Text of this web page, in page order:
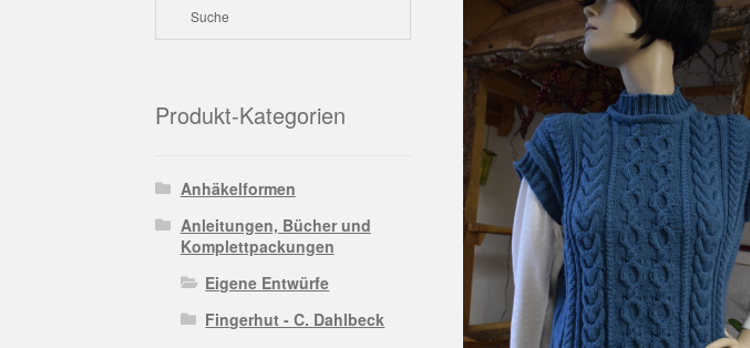
Produkt-Kategorien
Anhäkelformen
Anleitungen, Bücher und
Komplettpackungen
Eigene Entwürfe
Fingerhut - C. Dahlbeck